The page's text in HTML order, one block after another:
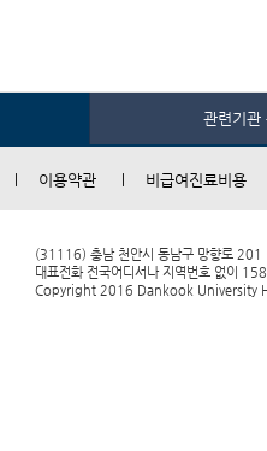
관련기관
이용약관 비급여진료비용
(31116) 충남 천안시 동남구 망향로 201
대표전화 전국어디서나 지역번호 없이
Copyright 2016 Dankook University